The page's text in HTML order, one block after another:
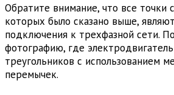
Обратите внимание, что все точки
которых было сказано выше,
подключения к трехфазной сети.
фотографию, где
треугольников с использованием
перемычек.